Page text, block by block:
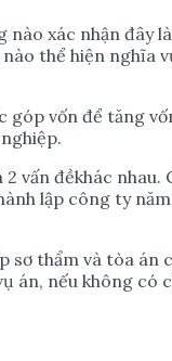
xác nhận đây
thể hiện
góp vốn để tăng
vấn đềkhác nhau.
lập công ty
thẩm và tòa án
án, nếu không có